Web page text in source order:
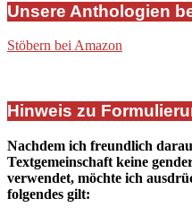
Unsere Anthologien
Stöbern bei Amazon
Hinweis zu
Nachdem ich freundlich
Textgemeinschaft keine
verwendet, möchte ich
folgendes gilt: